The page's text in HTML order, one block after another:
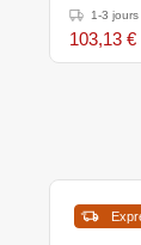
1-3
103,13 €